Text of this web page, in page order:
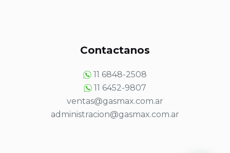
Contactanos
11 6848-2508
11 6452-9807
ventas@gasmax.com.ar
administracion@gasmax.com.ar